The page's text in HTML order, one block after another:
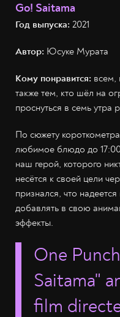
Go! Saitama
Год выпуска: 2021
Автор: Юсуке Мурата
Кому понравится: всем,
также тем, кто шёл на
проснуться в семь утра
По сюжету
любимое блюдо до
наш герой, которого
несётся к своей цели
признался, что
добавлять в свою
эффекты.
One
Saitama"
film